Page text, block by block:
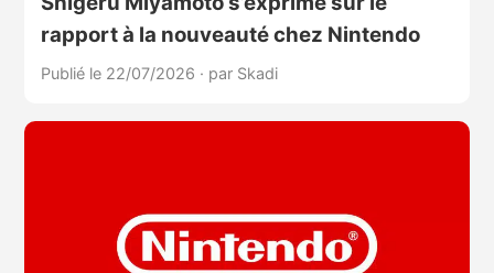
rapport à la nouveauté chez Nintendo
Publié le 22/07/2026 · par Skadi